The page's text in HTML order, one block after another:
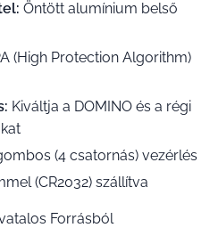
Öntött alumínium belső
(High Protection Algorithm)
Kiváltja a DOMINO és a régi
(4 csatornás) vezérlés
(CR2032) szállítva
Forrásból